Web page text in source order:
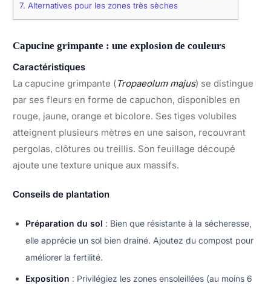
7. Alternatives pour les zones très sèches
Capucine grimpante : une explosion de couleurs
Caractéristiques
La capucine grimpante (Tropaeolum majus) se distingue
par ses fleurs en forme de capuchon, disponibles en
rouge, jaune, orange et bicolore. Ses tiges volubiles
atteignent plusieurs mètres en une saison, recouvrant
pergolas, clôtures ou treillis. Son feuillage découpé
ajoute une texture unique aux massifs.
Conseils de plantation
Préparation du sol : Bien que résistante à la sécheresse,
elle apprécie un sol bien drainé. Ajoutez du compost pour
améliorer la fertilité.
Exposition : Privilégiez les zones ensoleillées (au moins 6